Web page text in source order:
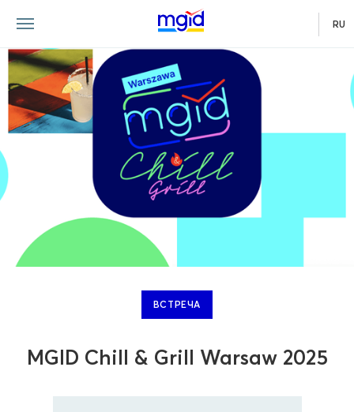
RU
MGID Chill & Grill Warsaw 2025
ВСТРЕЧА